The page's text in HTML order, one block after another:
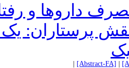
داروها و
پرستاران: یک
[Abstract-FA]